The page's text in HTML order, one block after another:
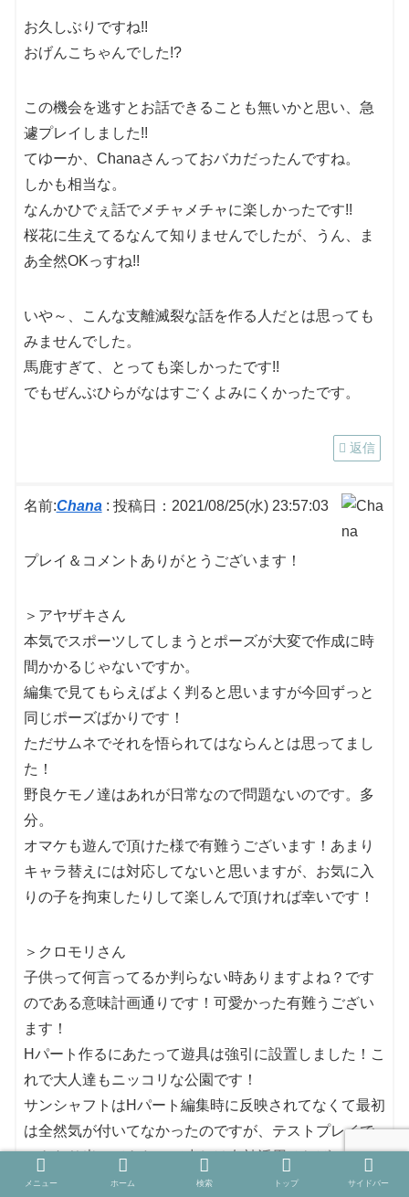
お久しぶりですね!!
おげんこちゃんでした!?
この機会を逃すとお話できることも無いかと思い、急
遽プレイしました!!
てゆーか、Chanaさんっておバカだったんですね。
しかも相当な。
なんかひでぇ話でメチャメチャに楽しかったです!!
桜花に生えてるなんて知りませんでしたが、うん、ま
あ全然OKっすね!!
いや～、こんな支離滅裂な話を作る人だとは思っても
みませんでした。
馬鹿すぎて、とっても楽しかったです!!
でもぜんぶひらがなはすごくよみにくかったです。
返信
名前:Chana: 投稿日：2021/08/25(水) 23:57:03
プレイ＆コメントありがとうございます！
＞アヤザキさん
本気でスポーツしてしまうとポーズが大変で作成に時
間かかるじゃないですか。
編集で見てもらえばよく判ると思いますが今回ずっと
同じポーズばかりです！
ただサムネでそれを悟られてはならんとは思ってまし
た！
野良ケモノ達はあれが日常なので問題ないのです。多
分。
オマケも遊んで頂けた様で有難うございます！あまり
キャラ替えには対応してないと思いますが、お気に入
りの子を拘束したりして楽しんで頂ければ幸いです！
＞クロモリさん
子供って何言ってるか判らない時ありますよね？です
のである意味計画通りです！可愛かった有難うござい
ます！
Hパート作るにあたって遊具は強引に設置しました！こ
れで大人達もニッコリな公園です！
サンシャフトはHパート編集時に反映されてなくて最初
は全然気が付いてなかったのですが、テストプレイで
いきなり光ってきたので少しは有効活用せねば！と思
いました。
メニュー ホーム 検索 トップ サイドバー